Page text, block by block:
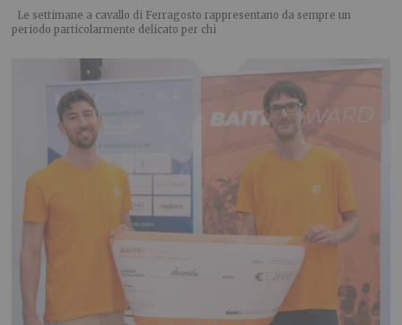
Le settimane a cavallo di Ferragosto rappresentano da sempre un
periodo particolarmente delicato per chi